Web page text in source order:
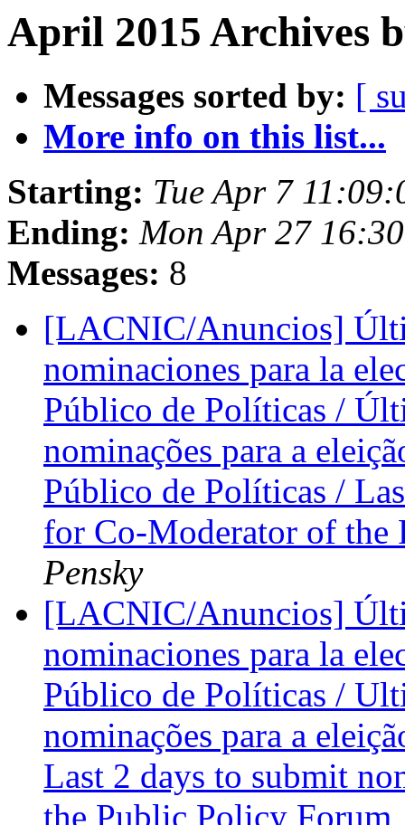
April 2015 Archives
Messages sorted by: [
More info on this list...
Starting: Tue Apr 7
Ending: Mon Apr 27
Messages: 8
[LACNIC/Anuncios]
nominaciones para la
Público de Políticas /
nominações para a
Público de Políticas /
for Co-Moderator of
Pensky
[LACNIC/Anuncios]
nominaciones para la
Público de Políticas /
nominações para a
Last 2 days to submit
the Public Policy Forum